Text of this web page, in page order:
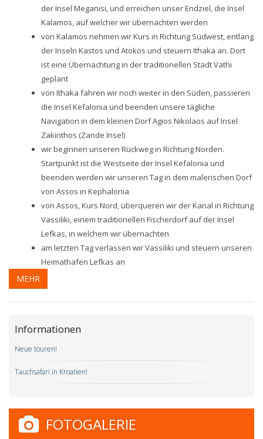
der Insel Meganisi, und erreichen unser Endziel, die Insel
Kalamos, auf welcher wir übernachten werden
von Kalamos nehmen wir Kurs in Richtung Südwest, entlang
der Inseln Kastos und Atokos und steuern Ithaka an. Dort
ist eine Übernachtung in der traditionellen Stadt Vathi
geplant
von Ithaka fahren wir noch weiter in den Süden, passieren
die Insel Kefalonia und beenden unsere tägliche
Navigation in dem kleinen Dorf Agios Nikolaos auf Insel
Zakinthos (Zande Insel)
wir beginnen unseren Rückweg in Richtung Norden.
Startpunkt ist die Westseite der Insel Kefalonia und
beenden werden wir unseren Tag in dem malerischen Dorf
von Assos in Kephalonia
von Assos, Kurs Nord, überqueren wir der Kanal in Richtung
Vassiliki, einem traditionellen Fischerdorf auf der Insel
Lefkas, in welchem wir übernachten
am letzten Tag verlassen wir Vassiliki und steuern unseren
Heimathafen Lefkas an
MEHR
Informationen
Neue touren!
Tauchsafari in Kroatien!
FOTOGALERIE